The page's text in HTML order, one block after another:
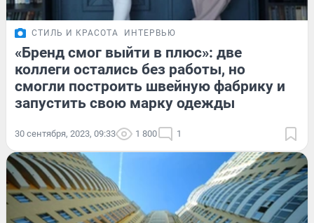
СТИЛЬ И КРАСОТА ИНТЕРВЬЮ
«Бренд смог выйти в плюс»: две
коллеги остались без работы, но
смогли построить швейную фабрику и
запустить свою марку одежды
30 сентября, 2023, 09:33 1 800 1